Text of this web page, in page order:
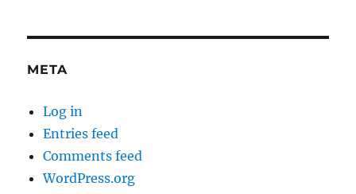
META
Log in
Entries feed
Comments feed
WordPress.org